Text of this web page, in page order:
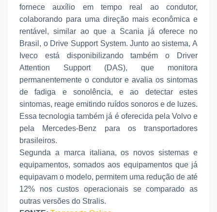
fornece auxílio em tempo real ao condutor,
colaborando para uma direção mais econômica e
rentável, similar ao que a Scania já oferece no
Brasil, o Drive Support System. Junto ao sistema, A
Iveco está disponibilizando também o Driver
Attention Support (DAS), que monitora
permanentemente o condutor e avalia os sintomas
de fadiga e sonolência, e ao detectar estes
sintomas, reage emitindo ruídos sonoros e de luzes.
Essa tecnologia também já é oferecida pela Volvo e
pela Mercedes-Benz para os transportadores
brasileiros.
Segunda a marca italiana, os novos sistemas e
equipamentos, somados aos equipamentos que já
equipavam o modelo, permitem uma redução de até
12% nos custos operacionais se comparado as
outras versões do Stralis.